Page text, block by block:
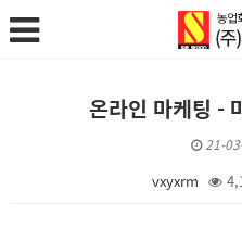
온라인 마케팅 -
21-
vxyxrm